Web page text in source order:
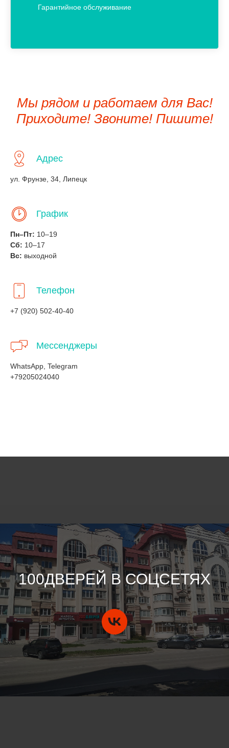
Гарантийное обслуживание
Мы рядом и работаем для Вас!
Приходите! Звоните! Пишите!
Адрес
ул. Фрунзе, 34, Липецк
График
Пн–Пт: 10–19
Сб: 10–17
Вс: выходной
Телефон
+7 (920) 502-40-40
Мессенджеры
WhatsApp, Telegram
+79205024040
100ДВЕРЕЙ В СОЦСЕТЯХ